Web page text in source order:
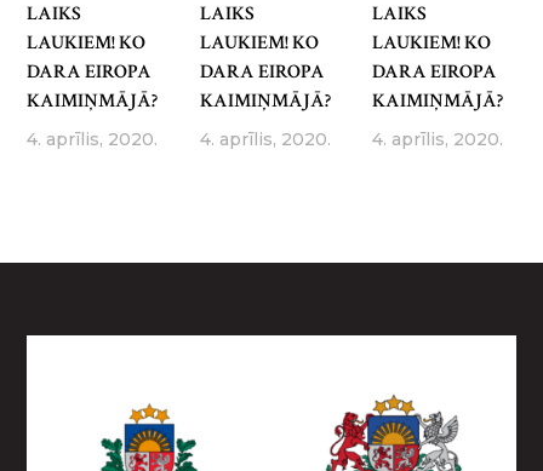
LAIKS
LAUKIEM! KO
DARA EIROPA
KAIMIŅMĀJĀ?
4. aprīlis, 2020.
LAIKS
LAUKIEM! KO
DARA EIROPA
KAIMIŅMĀJĀ?
4. aprīlis, 2020.
LAIKS
LAUKIEM! KO
DARA EIROPA
KAIMIŅMĀJĀ?
4. aprīlis, 2020.